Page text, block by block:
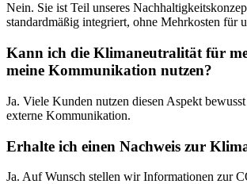
Nein. Sie ist Teil unseres
standardmäßig integriert, ohne Mehrkosten für
Kann ich die Klimaneutralität für
meine Kommunikation nutzen?
Ja. Viele Kunden nutzen diesen Aspekt
externe Kommunikation.
Erhalte ich einen Nachweis zur
Ja. Auf Wunsch stellen wir Informationen zur